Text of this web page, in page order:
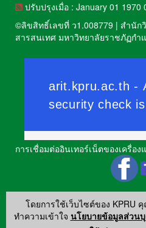
ปรับปรุงเมื่อ : January 01 1970
©ลิขสิทธิ์เลขที่ ว1.008779 | สำนัก
สารสนเทศ มหาวิทยาลัยราชภัฏกำ
การเชื่อมต่ออินเทอร์เน็ตของเครื่อง
โดยการใช้เว็บไซต์ของ KPRU
ทำความเข้าใจ นโยบายข้อมูลส่วน